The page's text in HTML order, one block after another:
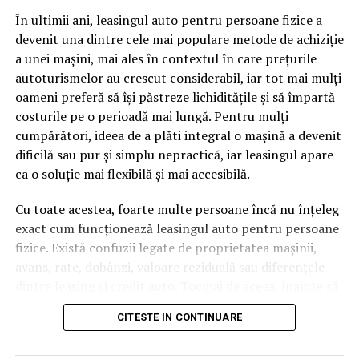
cuvinte tematice, scrise exact în limbajul în care se
caută.
Apoi vine partea de comportament. O pagină pe care
vizitatorii stau zece, cincisprezece minute ca să
urmărească replay-ul trimite un semnal greu de ignorat.
Google nu îți măsoară direct satisfacția, însă timpul
petrecut, scrollul și revenirile spun ceva despre cât de
util e materialul.
Și mai e ceva ce se uită ușor. Un webinar reușit atrage
linkuri aproape de la sine. Cineva îl menționează într-un
newsletter, altcineva îl citează într-un articol, un
partener îl trimite în comunitatea lui. Fiecare astfel de
tău, iar autoritatea e moneda forte în SEO.
În ultimii ani, leasingul auto pentru persoane fizice a
devenit una dintre cele mai populare metode de achiziție
a unei mașini, mai ales în contextul în care prețurile
autoturismelor au crescut considerabil, iar tot mai mulți
oameni preferă să își păstreze lichiditățile și să împartă
costurile pe o perioadă mai lungă. Pentru mulți
cumpărători, ideea de a plăti integral o mașină a devenit
dificilă sau pur și simplu nepractică, iar leasingul apare
ca o soluție mai flexibilă și mai accesibilă.
Cu toate acestea, foarte multe persoane încă nu înțeleg
exact cum funcționează leasingul auto pentru persoane
fizice. Există confuzii legate de proprietatea mașinii,
avans, rate, dobânzi, valoare reziduală sau diferențele
semnezi orice contract, este important să înțelegi clar
mecanismul acestui tip de finanțare și să știi la ce să fii
CITESTE IN CONTINUARE